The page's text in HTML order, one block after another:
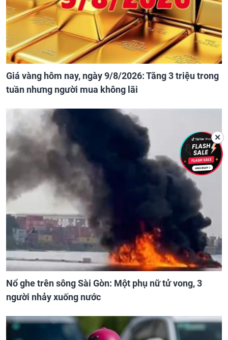
Giá vàng hôm nay, ngày 9/8/2026: Tăng 3 triệu trong
tuần nhưng người mua không lãi
Nổ ghe trên sông Sài Gòn: Một phụ nữ tử vong, 3
người nhảy xuống nước
✕